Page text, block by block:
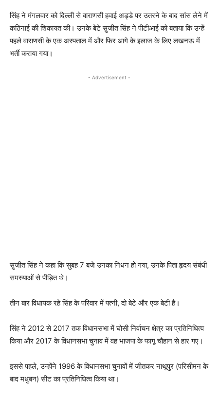
सिंह ने मंगलवार को दिल्ली से वाराणसी हवाई अड्डे पर उतरने के बाद सांस लेने में
कठिनाई की शिकायत की। उनके बेटे सुजीत सिंह ने पीटीआई को बताया कि उन्हें
पहले वाराणसी के एक अस्पताल में और फिर आगे के इलाज के लिए लखनऊ में
भर्ती कराया गया।
- Advertisement -
सुजीत सिंह ने कहा कि सुबह 7 बजे उनका निधन हो गया, उनके पिता हृदय संबंधी
समस्याओं से पीड़ित थे।
तीन बार विधायक रहे सिंह के परिवार में पत्नी, दो बेटे और एक बेटी है।
सिंह ने 2012 से 2017 तक विधानसभा में घोसी निर्वाचन क्षेत्र का प्रतिनिधित्व
किया और 2017 के विधानसभा चुनाव में वह भाजपा के फागू चौहान से हार गए।
इससे पहले, उन्होंने 1996 के विधानसभा चुनावों में जीतकर नाथूपुर (परिसीमन के
बाद मधुबन) सीट का प्रतिनिधित्व किया था।